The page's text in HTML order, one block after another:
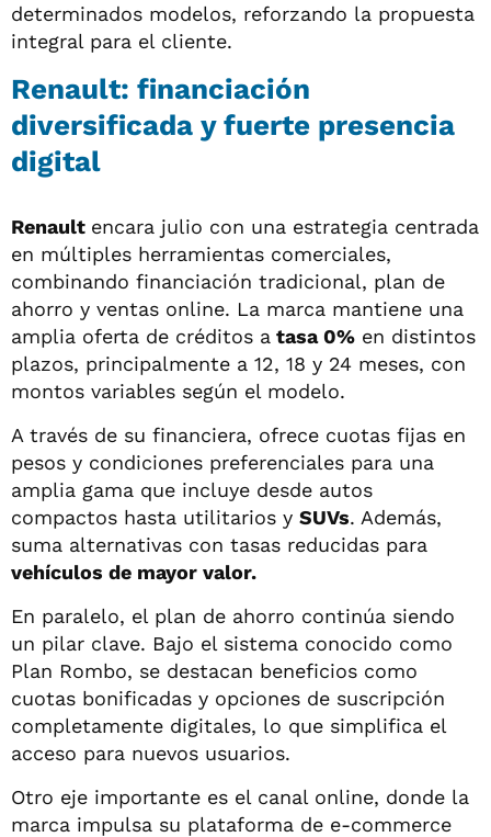
determinados modelos, reforzando la propuesta
integral para el cliente.
Renault: financiación
diversificada y fuerte presencia
digital
Renault encara julio con una estrategia centrada
en múltiples herramientas comerciales,
combinando financiación tradicional, plan de
ahorro y ventas online. La marca mantiene una
amplia oferta de créditos a tasa 0% en distintos
plazos, principalmente a 12, 18 y 24 meses, con
montos variables según el modelo.
A través de su financiera, ofrece cuotas fijas en
pesos y condiciones preferenciales para una
amplia gama que incluye desde autos
compactos hasta utilitarios y SUVs. Además,
suma alternativas con tasas reducidas para
vehículos de mayor valor.
En paralelo, el plan de ahorro continúa siendo
un pilar clave. Bajo el sistema conocido como
Plan Rombo, se destacan beneficios como
cuotas bonificadas y opciones de suscripción
completamente digitales, lo que simplifica el
acceso para nuevos usuarios.
Otro eje importante es el canal online, donde la
marca impulsa su plataforma de e-commerce